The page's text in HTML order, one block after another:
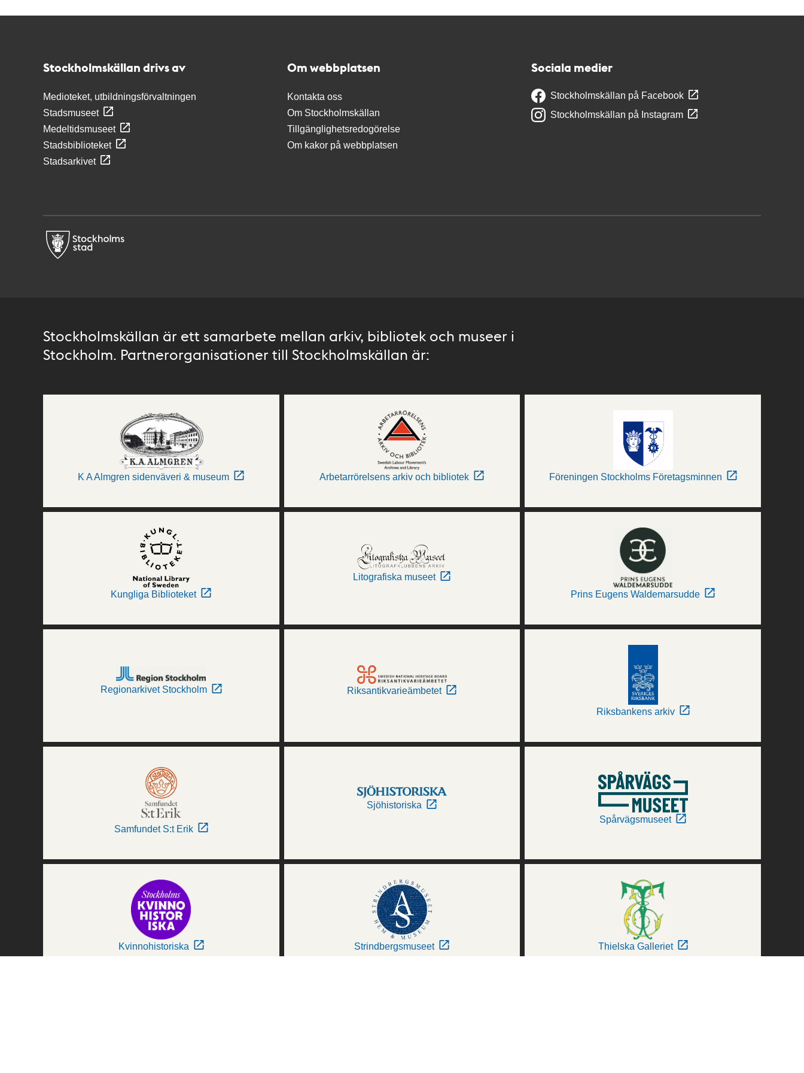
Stockholmskällan drivs av
Medioteket, utbildningsförvaltningen
Stadsmuseet
Medeltidsmuseet
Stadsbiblioteket
Stadsarkivet
Om webbplatsen
Kontakta oss
Om Stockholmskällan
Tillgänglighetsredogörelse
Om kakor på webbplatsen
Sociala medier
Stockholmskällan på Facebook
Stockholmskällan på Instagram
Stockholmskällan är ett samarbete mellan arkiv, bibliotek och museer i
Stockholm. Partnerorganisationer till Stockholmskällan är:
K A Almgren sidenväveri & museum Arbetarrörelsens arkiv och bibliotek Föreningen Stockholms Företagsminnen
Kungliga Biblioteket
Litografiska museet
Prins Eugens Waldemarsudde
Regionarkivet Stockholm Riksantikvarieämbetet
Riksbankens arkiv
Samfundet S:t Erik
Sjöhistoriska
Spårvägsmuseet
Kvinnohistoriska Strindbergsmuseet Thielska Galleriet